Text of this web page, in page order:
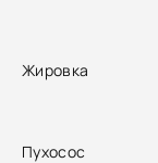
Жировка
Пухосос